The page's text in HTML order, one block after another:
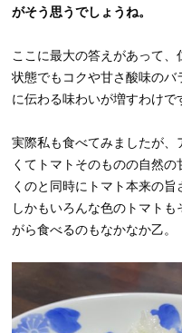
がそう思うでしょうね。
ここに最大の答えがあって
状態でもコクや甘さ酸味の
に伝わる味わいが増すわけで
実際私も食べてみましたが
くてトマトそのものの自然
くのと同時にトマト本来の旨
しかもいろんな色のトマト
がら食べるのもなかなか乙。